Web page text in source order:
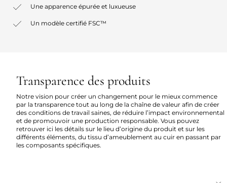
Une apparence épurée et luxueuse
Un modèle certifié FSC™
Transparence des produits
Notre vision pour créer un changement pour le mieux commence
par la transparence tout au long de la chaîne de valeur afin de créer
des conditions de travail saines, de réduire l’impact environnemental
et de promouvoir une production responsable. Vous pouvez
retrouver ici les détails sur le lieu d’origine du produit et sur les
différents éléments, du tissu d’ameublement au cuir en passant par
les composants spécifiques.